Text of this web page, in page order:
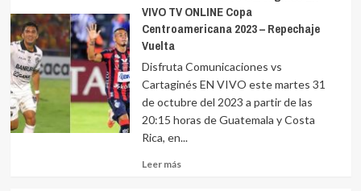
VIVO TV ONLINE Copa
Centroamericana 2023 – Repechaje
Vuelta
Disfruta Comunicaciones vs
Cartaginés EN VIVO este martes 31
de octubre del 2023 a partir de las
20:15 horas de Guatemala y Costa
Rica, en...
Leer másLeer